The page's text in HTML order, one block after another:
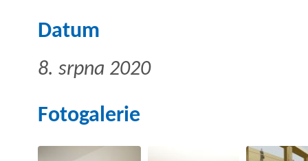
Datum
8. srpna 2020
Fotogalerie